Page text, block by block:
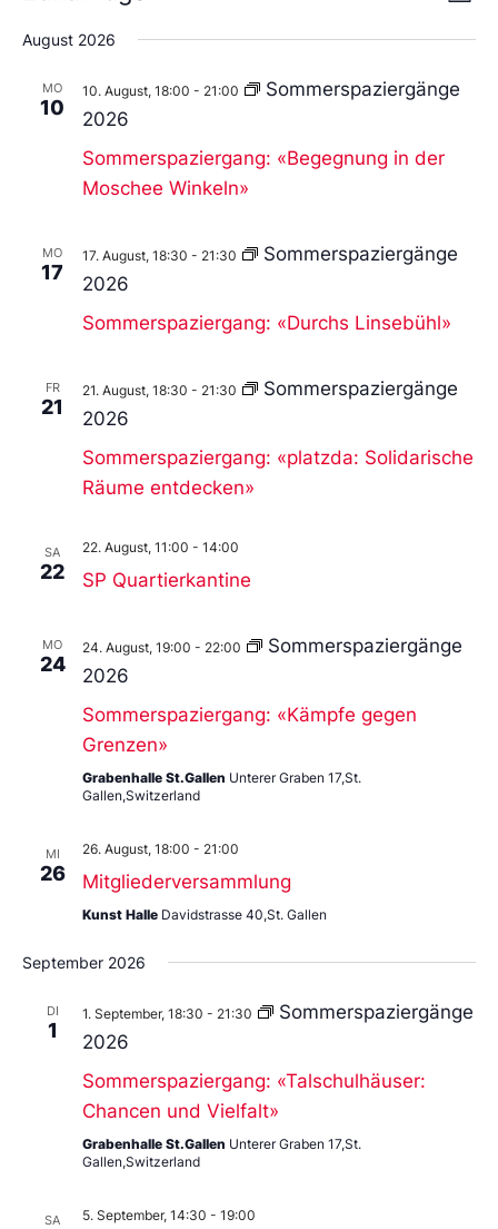
Sie
das
aus.
August 2026
MO
10
10. August, 18:00 - 21:00
Sommerspaziergänge
2026
Sommerspaziergang: «Begegnung in der
Moschee Winkeln»
MO
17
17. August, 18:30 - 21:30
Sommerspaziergänge
2026
Sommerspaziergang: «Durchs Linsebühl»
FR
21
21. August, 18:30 - 21:30
Sommerspaziergänge
2026
Sommerspaziergang: «platzda: Solidarische
Räume entdecken»
SA
22
22. August, 11:00 - 14:00
SP Quartierkantine
MO
24
24. August, 19:00 - 22:00
Sommerspaziergänge
2026
Sommerspaziergang: «Kämpfe gegen
Grenzen»
Grabenhalle St.Gallen Unterer Graben 17,St.
Gallen,Switzerland
MI
26
26. August, 18:00 - 21:00
Mitgliederversammlung
Kunst Halle Davidstrasse 40,St. Gallen
September 2026
DI
1
1. September, 18:30 - 21:30
Sommerspaziergänge
2026
Sommerspaziergang: «Talschulhäuser:
Chancen und Vielfalt»
Grabenhalle St.Gallen Unterer Graben 17,St.
Gallen,Switzerland
SA 5. September, 14:30 - 19:00